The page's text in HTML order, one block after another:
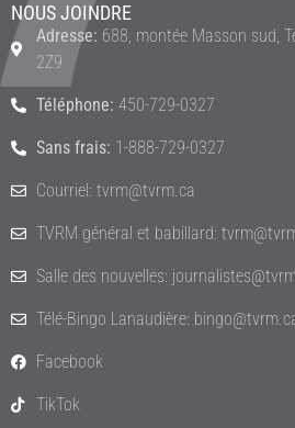
NOUS JOINDRE
Adresse: 688, montée Masson sud,
2Z9
Téléphone: 450-729-0327
Sans frais: 1-888-729-0327
Courriel: tvrm@tvrm.ca
TVRM général et babillard:
Salle des nouvelles:
Télé-Bingo Lanaudière:
Facebook
TikTok